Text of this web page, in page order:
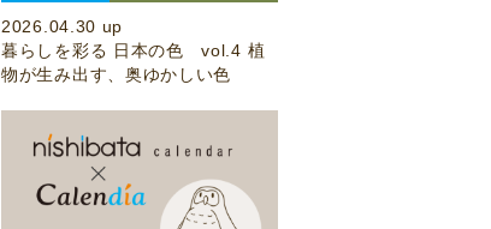
2026.04.30 up
暮らしを彩る 日本の色 vol.4 植
物が生み出す、奥ゆかしい色